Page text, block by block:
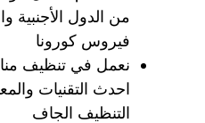
من الدول الأجنبية
فيروس كورونا
نعمل في تنظيف
احدث التقنيات
التنظيف الجاف